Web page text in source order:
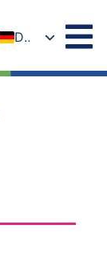
DE